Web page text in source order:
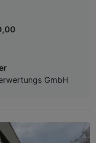
GmbH